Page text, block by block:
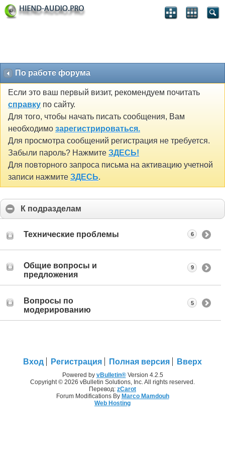
По работе форума
Если это ваш первый визит, рекомендуем почитать
справку по сайту.
Для того, чтобы начать писать сообщения, Вам
необходимо зарегистрироваться.
Для просмотра сообщений регистрация не требуется.
Забыли пароль? Нажмите ЗДЕСЬ!
Для повторного запроса письма на активацию учетной
записи нажмите ЗДЕСЬ.
К подразделам
Технические проблемы 6
Общие вопросы и
предложения
9
Вопросы по
модерированию
5
Вход Регистрация Полная версия Вверх
Powered by vBulletin®Version 4.2.5
Copyright © 2026 vBulletin Solutions, Inc. All rights reserved.
Перевод: zCarot
Forum Modifications By Marco Mamdouh
Web Hosting